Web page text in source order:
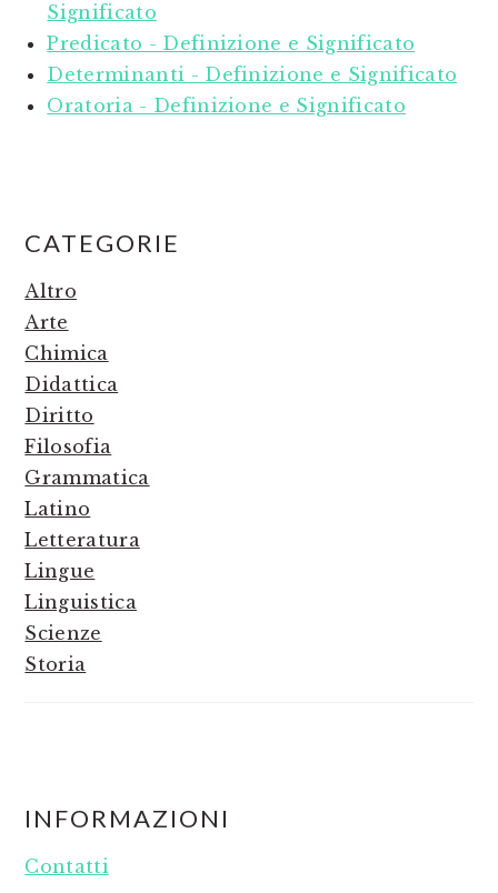
Significato
Predicato - Definizione e Significato
Determinanti - Definizione e Significato
Oratoria - Definizione e Significato
SIDEBAR
CATEGORIE
Altro
Arte
Chimica
Didattica
Diritto
Filosofia
Grammatica
Latino
Letteratura
Lingue
Linguistica
Scienze
Storia
FOOTER
INFORMAZIONI
Contatti